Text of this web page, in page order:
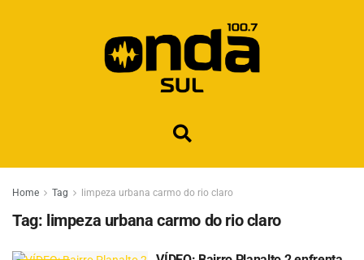
Home Tag limpeza urbana carmo do rio claro
Tag: limpeza urbana carmo do rio claro